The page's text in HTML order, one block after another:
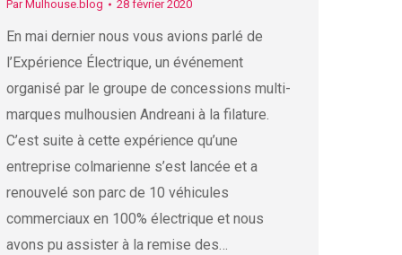
Par Mulhouse.blog 28 février 2020
En mai dernier nous vous avions parlé de
l’Expérience Électrique, un événement
organisé par le groupe de concessions multi-
marques mulhousien Andreani à la filature.
C’est suite à cette expérience qu’une
entreprise colmarienne s’est lancée et a
renouvelé son parc de 10 véhicules
commerciaux en 100% électrique et nous
avons pu assister à la remise des…